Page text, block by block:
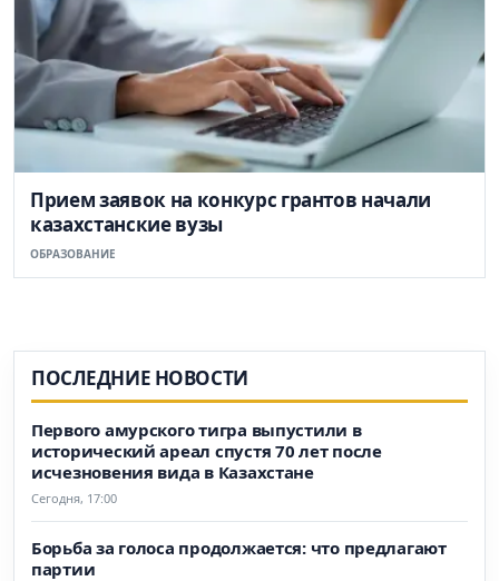
Прием заявок на конкурс грантов начали
казахстанские вузы
ОБРАЗОВАНИЕ
ПОСЛЕДНИЕ НОВОСТИ
Первого амурского тигра выпустили в
исторический ареал спустя 70 лет после
исчезновения вида в Казахстане
Сегодня, 17:00
Борьба за голоса продолжается: что предлагают
партии